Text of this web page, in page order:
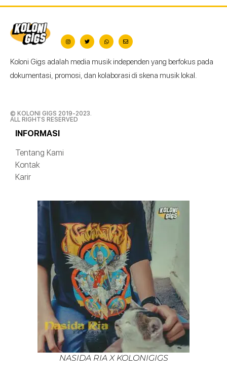
Koloni Gigs adalah media musik independen yang berfokus pada
dokumentasi, promosi, dan kolaborasi di skena musik lokal.
© KOLONI GIGS 2019-2023.
ALL RIGHTS RESERVED
INFORMASI
Tentang Kami
Kontak
Karir
NASIDA RIA X KOLONIGIGS